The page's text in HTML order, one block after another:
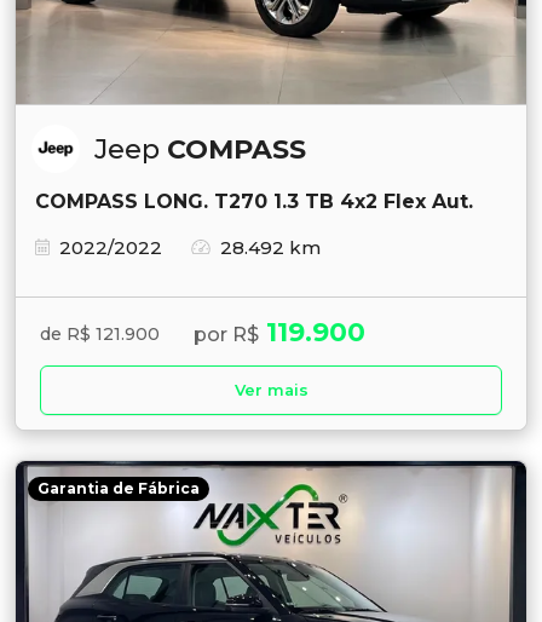
Jeep COMPASS
COMPASS LONG. T270 1.3 TB 4x2 Flex Aut.
2022/2022
28.492 km
de R$ 121.900 por R$ 119.900
Ver mais
Garantia de Fábrica